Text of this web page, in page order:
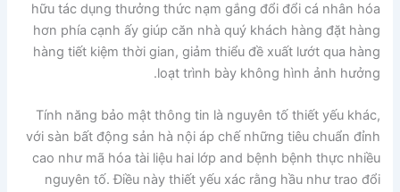
hữu tác dụng thưởng thức nạm gắng đổi đổi cá nhân hóa
hơn phía cạnh ấy giúp căn nhà quý khách hàng đặt hàng
hàng tiết kiệm thời gian, giảm thiểu đề xuất lướt qua hàng
loạt trình bày không hình ảnh hưởng.
Tính năng bảo mật thông tin là nguyên tố thiết yếu khác,
với sàn bất động sản hà nội áp chế những tiêu chuẩn đỉnh
cao như mã hóa tài liệu hai lớp and bệnh bệnh thực nhiều
nguyên tố. Điều này thiết yếu xác rằng hầu như trao đổi